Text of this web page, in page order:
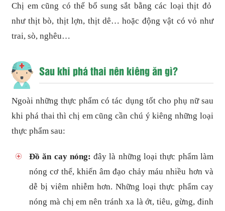
Chị em cũng có thể bổ sung sắt bằng các loại thịt đỏ
như thịt bò, thịt lợn, thịt dê… hoặc động vật có vỏ như
trai, sò, nghêu…
Sau khi phá thai nên kiêng ăn gì?
Ngoài những thực phẩm có tác dụng tốt cho phụ nữ sau
khi phá thai thì chị em cũng cần chú ý kiêng những loại
thực phẩm sau:
Đồ ăn cay nóng: đây là những loại thực phẩm làm
nóng cơ thể, khiến âm đạo chảy máu nhiều hơn và
dễ bị viêm nhiễm hơn. Những loại thực phẩm cay
nóng mà chị em nên tránh xa là ớt, tiêu, gừng, đinh